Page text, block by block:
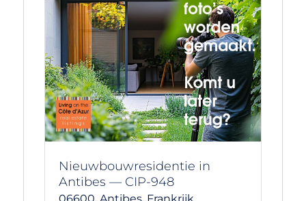
Nieuwbouwresidentie in
Antibes — CIP-948
06600, Antibes, Frankrijk